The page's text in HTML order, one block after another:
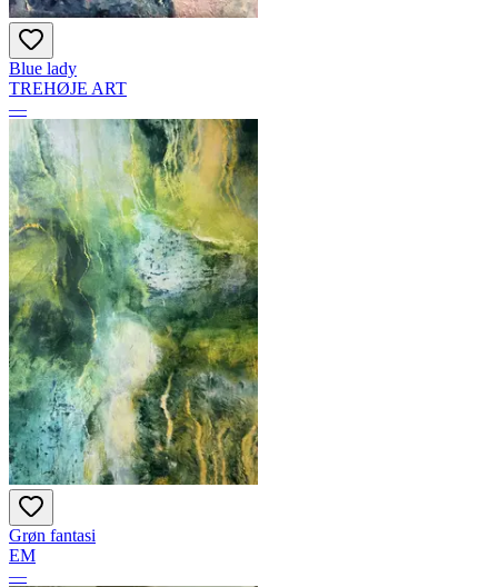
Blue lady
TREHØJE ART
—
Grøn fantasi
EM
—